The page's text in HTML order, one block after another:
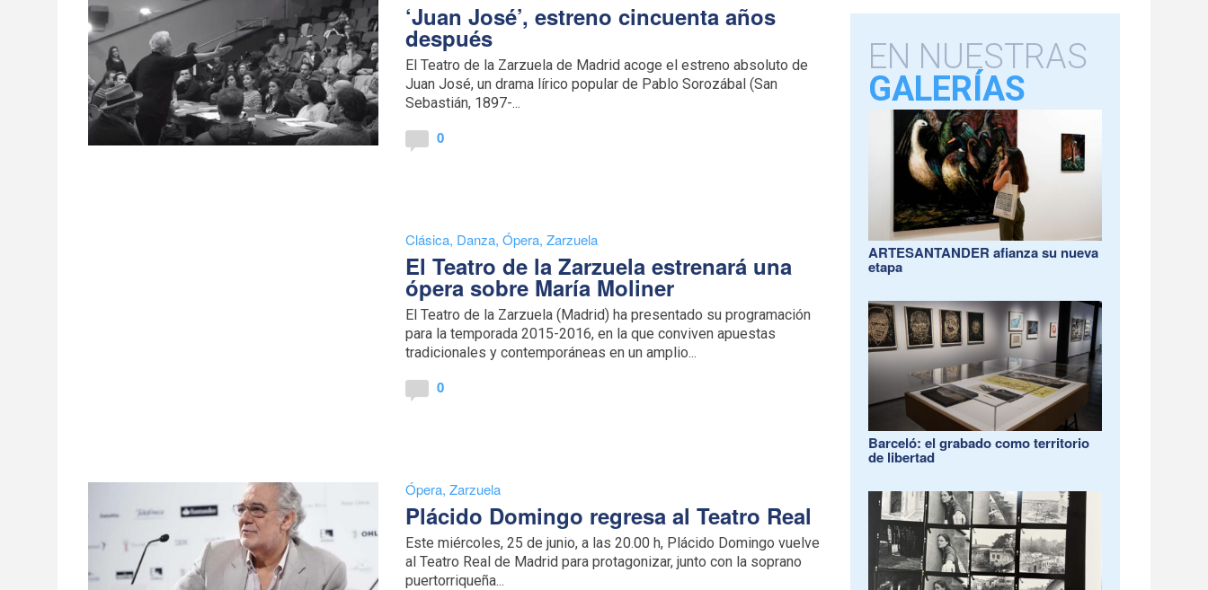
‘Juan José’, estreno cincuenta años
después
El Teatro de la Zarzuela de Madrid acoge el estreno absoluto de
Juan José, un drama lírico popular de Pablo Sorozábal (San
Sebastián, 1897-...
0
Clásica, Danza,Ópera,Zarzuela
El Teatro de la Zarzuela estrenará una
ópera sobre María Moliner
El Teatro de la Zarzuela (Madrid) ha presentado su programación
para la temporada 2015-2016, en la que conviven apuestas
tradicionales y contemporáneas en un amplio...
0
Ópera,Zarzuela
Plácido Domingo regresa al Teatro Real
Este miércoles, 25 de junio, a las 20.00 h, Plácido Domingo vuelve
al Teatro Real de Madrid para protagonizar, junto con la soprano
puertorriqueña...
EN NUESTRAS
GALERÍAS
ARTESANTANDER afianza su nueva
etapa
Barceló: el grabado como territorio
de libertad